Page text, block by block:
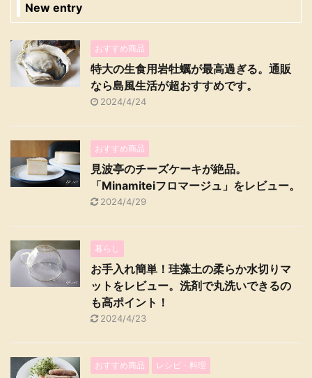
New entry
おすすめ商品
特大の生食用岩牡蠣が最高過ぎる。通販
なら島風生活が超おすすめです。
2024/4/24
おすすめ商品
見波亭のチーズケーキが絶品。
「Minamiteiフロマージュ」をレビュー。
2024/4/29
暮らし
お手入れ簡単！珪藻土の柔らか水切りマ
ットをレビュー。洗剤で丸洗いできるの
も高ポイント！
2024/4/23
おすすめ商品 レシピ・料理